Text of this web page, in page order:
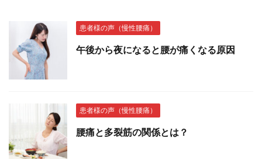
患者様の声（慢性腰痛）
午後から夜になると腰が痛くなる原因
患者様の声（慢性腰痛）
腰痛と多裂筋の関係とは？